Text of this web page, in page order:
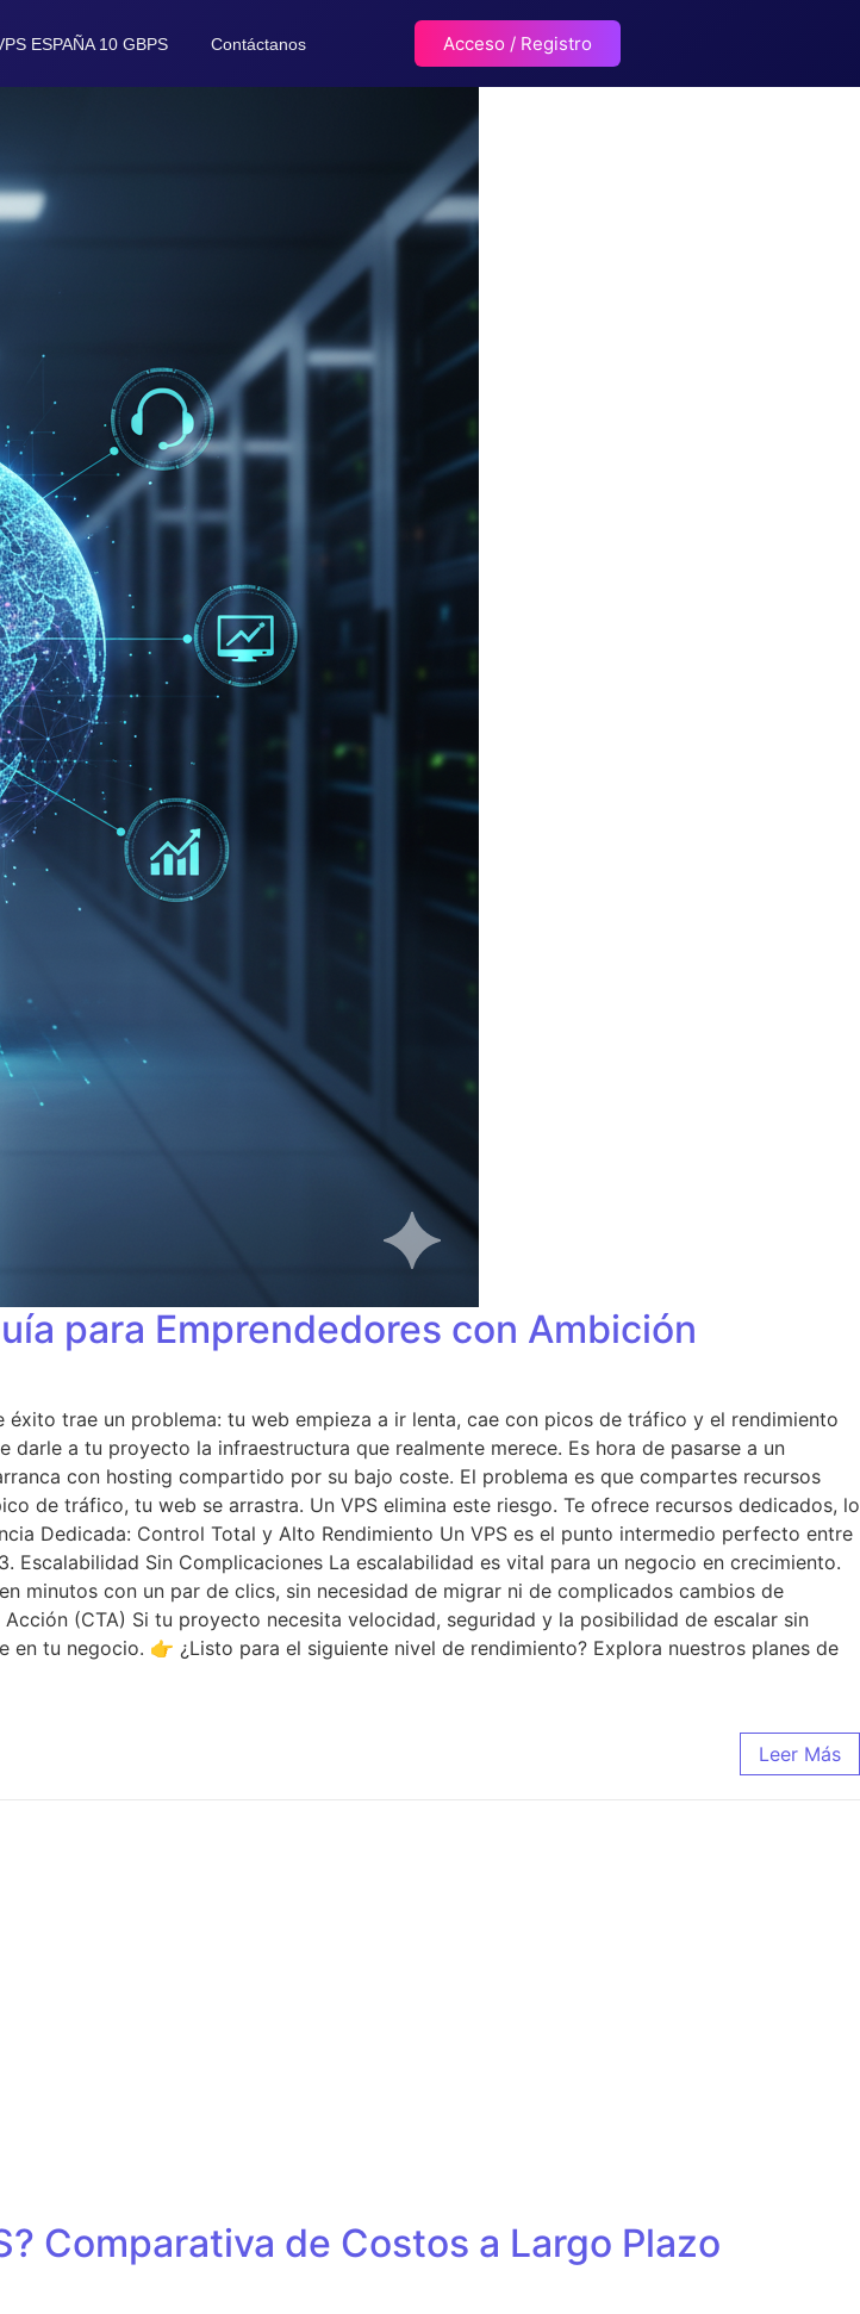
ESPAÑA 10 GBPS Contáctanos Acceso / Registro
para Emprendedores con Ambición
trae un problema: tu web empieza a ir lenta, cae con picos de tráfico y el rendimiento
a tu proyecto la infraestructura que realmente merece. Es hora de pasarse a un
con hosting compartido por su bajo coste. El problema es que compartes recursos
de tráfico, tu web se arrastra. Un VPS elimina este riesgo. Te ofrece recursos dedicados, lo
Dedicada: Control Total y Alto Rendimiento Un VPS es el punto intermedio perfecto entre
Sin Complicaciones La escalabilidad es vital para un negocio en crecimiento.
minutos con un par de clics, sin necesidad de migrar ni de complicados cambios de
(CTA) Si tu proyecto necesita velocidad, seguridad y la posibilidad de escalar sin
tu negocio. 👉 ¿Listo para el siguiente nivel de rendimiento? Explora nuestros planes de
Leer Más
Comparativa de Costos a Largo Plazo